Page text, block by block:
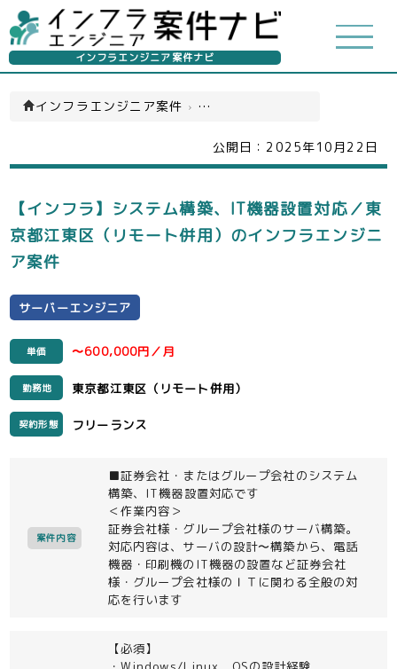
インフラエンジニア案件ナビ
インフラエンジニア案件 › サーバーエンジニア(一覧)
公開日： 2025年10月22日
【インフラ】システム構築、IT機器設置対応／東
京都江東区（リモート併用）のインフラエンジニ
ア案件
サーバーエンジニア
単価 〜600,000円／月
勤務地 東京都江東区（リモート併用）
契約形態 フリーランス
案件内容
■証券会社・またはグループ会社のシステム
構築、IT機器設置対応です
＜作業内容＞
証券会社様・グループ会社様のサーバ構築。
対応内容は、サーバの設計〜構築から、電話
機器・印刷機のIT機器の設置など証券会社
様・グループ会社様のＩＴに関わる全般の対
応を行います
【必須】